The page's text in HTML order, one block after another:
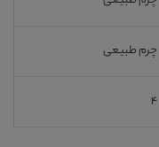
چرم طبیعی